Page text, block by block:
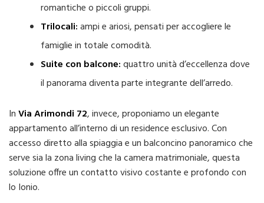
romantiche o piccoli gruppi.
Trilocali:ampi e ariosi, pensati per accogliere le
famiglie in totale comodità.
Suite con balcone:quattro unità d’eccellenza dove
il panorama diventa parte integrante dell’arredo.
InVia Arimondi 72, invece, proponiamo un elegante
appartamento all’interno di un residence esclusivo. Con
accesso diretto alla spiaggia e un balconcino panoramico che
serve sia la zona living che la camera matrimoniale, questa
soluzione offre un contatto visivo costante e profondo con
lo Ionio.